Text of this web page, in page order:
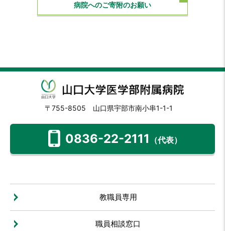
病院へのご寄附のお願い
〒755-8505 山口県宇部市南小串1-1-1
0836-22-2111 （代表）
教職員専用
職員相談窓口